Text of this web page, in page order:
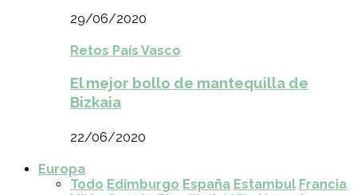
29/06/2020
Retos País Vasco
El mejor bollo de mantequilla de
Bizkaia
22/06/2020
Europa
Todo Edimburgo España Estambul Francia